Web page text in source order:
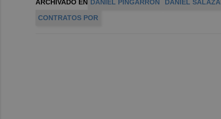
ARCHIVADO EN DANIEL PINGARRÓN DANIEL
CONTRATOS POR